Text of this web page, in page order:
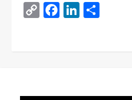
CopyFacebook
LinkedIn